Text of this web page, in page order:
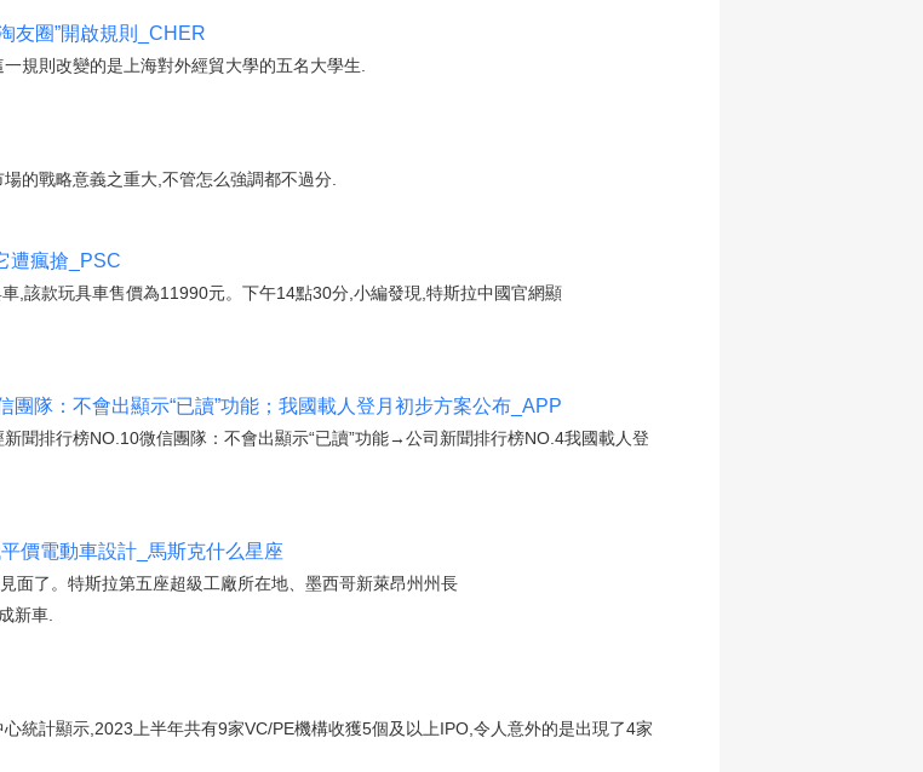
友圈”開啟規則_CHER
規則改變的是上海對外經貿大學的五名大學生.
的戰略意義之重大,不管怎么強調都不過分.
遭瘋搶_PSC
,該款玩具車售價為11990元。下午14點30分,小編發現,特斯拉中國官網顯
隊：不會出顯示“已讀”功能；我國載人登月初步方案公布_APP
聞排行榜NO.10微信團隊：不會出顯示“已讀”功能→公司新聞排行榜NO.4我國載人登
價電動車設計_馬斯克什么星座
面了。特斯拉第五座超級工廠所在地、墨西哥新萊昂州州長
新車.
統計顯示,2023上半年共有9家VC/PE機構收獲5個及以上IPO,令人意外的是出現了4家